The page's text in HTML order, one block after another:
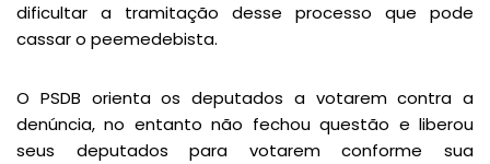
dificultar a tramitação desse processo que pode
cassar o peemedebista.
O PSDB orienta os deputados a votarem contra a
denúncia, no entanto não fechou questão e liberou
seus deputados para votarem conforme sua